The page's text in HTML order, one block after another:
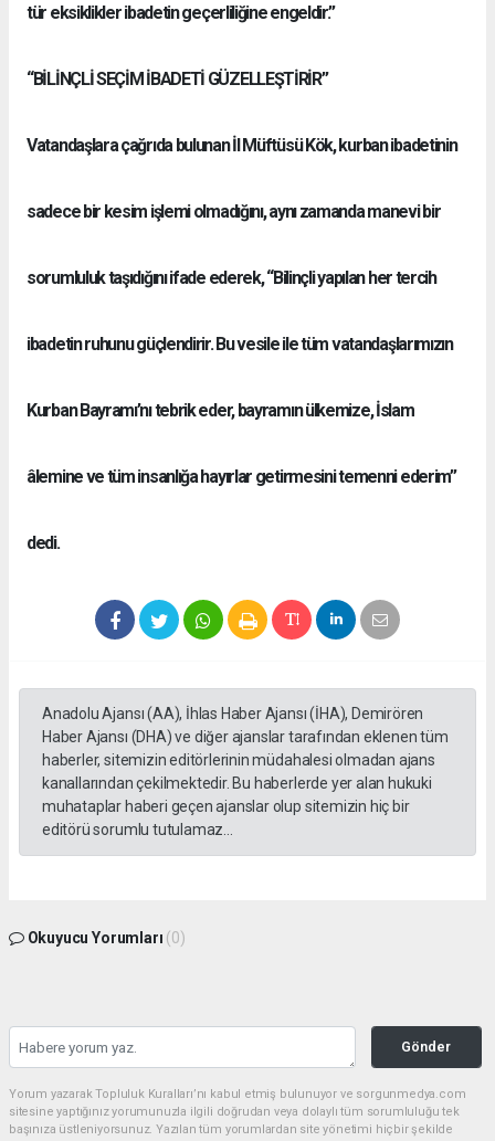
tür eksiklikler ibadetin geçerliliğine engeldir.”
“BİLİNÇLİ SEÇİM İBADETİ GÜZELLEŞTİRİR”
Vatandaşlara çağrıda bulunan İl Müftüsü Kök, kurban ibadetinin
sadece bir kesim işlemi olmadığını, aynı zamanda manevi bir
sorumluluk taşıdığını ifade ederek, “Bilinçli yapılan her tercih
ibadetin ruhunu güçlendirir. Bu vesile ile tüm vatandaşlarımızın
Kurban Bayramı’nı tebrik eder, bayramın ülkemize, İslam
âlemine ve tüm insanlığa hayırlar getirmesini temenni ederim”
dedi.
Anadolu Ajansı (AA), İhlas Haber Ajansı (İHA), Demirören
Haber Ajansı (DHA) ve diğer ajanslar tarafından eklenen tüm
haberler, sitemizin editörlerinin müdahalesi olmadan ajans
kanallarından çekilmektedir. Bu haberlerde yer alan hukuki
muhataplar haberi geçen ajanslar olup sitemizin hiç bir
editörü sorumlu tutulamaz...
Okuyucu Yorumları (0)
Gönder
Yorum yazarak Topluluk Kuralları’nı kabul etmiş bulunuyor ve sorgunmedya.com
sitesine yaptığınız yorumunuzla ilgili doğrudan veya dolaylı tüm sorumluluğu tek
başınıza üstleniyorsunuz. Yazılan tüm yorumlardan site yönetimi hiçbir şekilde